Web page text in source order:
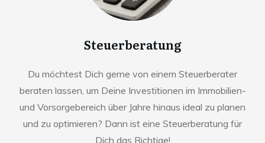
Steuerberatung
Du möchtest Dich gerne von einem Steuerberater
beraten lassen, um Deine Investitionen im Immobilien-
und Vorsorgebereich über Jahre hinaus ideal zu planen
und zu optimieren? Dann ist eine Steuerberatung für
Dich das Richtige!